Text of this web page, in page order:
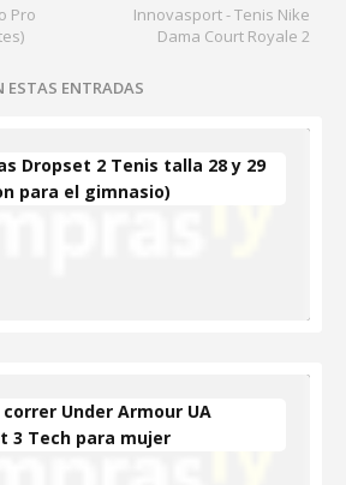
Innovasport - Tenis Nike
Dama Court Royale 2
Pro
ESTAS ENTRADAS
Dropset 2 Tenis talla 28 y 29
para el gimnasio)
Under Armour UA
3 Tech para mujer